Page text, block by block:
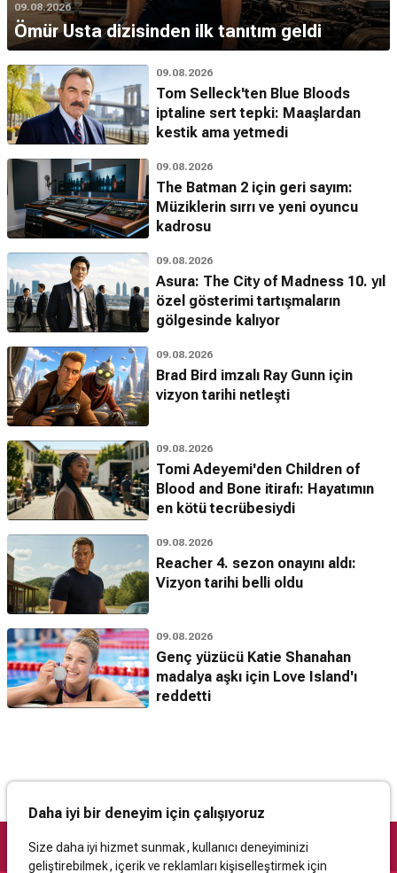
09.08.2026
Ömür Usta dizisinden ilk tanıtım geldi
09.08.2026
Tom Selleck'ten Blue Bloods
iptaline sert tepki: Maaşlardan
kestik ama yetmedi
09.08.2026
The Batman 2 için geri sayım:
Müziklerin sırrı ve yeni oyuncu
kadrosu
09.08.2026
Asura: The City of Madness 10. yıl
özel gösterimi tartışmaların
gölgesinde kalıyor
09.08.2026
Brad Bird imzalı Ray Gunn için
vizyon tarihi netleşti
09.08.2026
Tomi Adeyemi'den Children of
Blood and Bone itirafı: Hayatımın
en kötü tecrübesiydi
09.08.2026
Reacher 4. sezon onayını aldı:
Vizyon tarihi belli oldu
09.08.2026
Genç yüzücü Katie Shanahan
madalya aşkı için Love Island'ı
reddetti
Daha iyi bir deneyim için çalışıyoruz
Size daha iyi hizmet sunmak, kullanıcı deneyiminizi
geliştirebilmek, içerik ve reklamları kişiselleştirmek için